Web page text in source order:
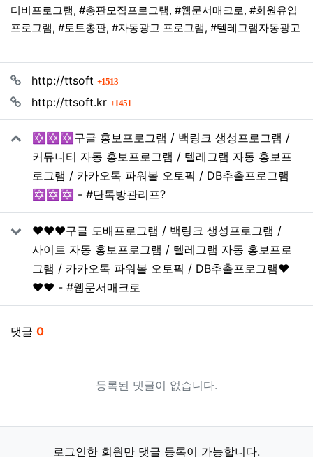
디비프로그램, #총판모집프로그램, #웹문서매크로, #회원유입
프로그램, #토토총판, #자동광고 프로그램, #텔레그램자동광고
http://ttsoft 1513회 연결
http://ttsoft.kr
1451
✡️✡️✡️구글 홍보프로그램 / 백링크 생성프로그램 /
커뮤니티 자동 홍보프로그램 / 텔레그램 자동 홍보프
로그램 / 카카오톡 파워볼 오토픽 / DB추출프로그램
✡️✡️✡️ - #단톡방관리프?
❤️❤️❤️구글 도배프로그램 / 백링크 생성프로그램 /
사이트 자동 홍보프로그램 / 텔레그램 자동 홍보프로
그램 / 카카오톡 파워볼 오토픽 / DB추출프로그램❤️
❤️❤️ - #웹문서매크로
댓글 0
등록된 댓글이 없습니다.
로그인한 회원만 댓글 등록이 가능합니다.